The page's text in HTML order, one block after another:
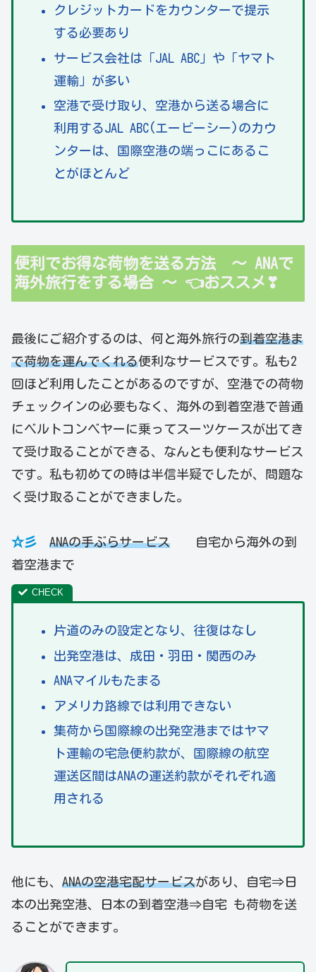
クレジットカードをカウンターで提示
する必要あり
サービス会社は「JAL ABC」や「ヤマト
運輸」が多い
空港で受け取り、空港から送る場合に
利用するJAL ABC(エービーシー)のカウ
ンターは、国際空港の端っこにあるこ
とがほとんど
便利でお得な荷物を送る方法 ～ ANAで
海外旅行をする場合 ～ 👈おススメ❣
最後にご紹介するのは、何と海外旅行の到着空港ま
で荷物を運んでくれる便利なサービスです。私も2
回ほど利用したことがあるのですが、空港での荷物
チェックインの必要もなく、海外の到着空港で普通
にベルトコンベヤーに乗ってスーツケースが出てき
て受け取ることができる、なんとも便利なサービス
です。私も初めての時は半信半疑でしたが、問題な
く受け取ることができました。
☆彡 ANAの手ぶらサービス 自宅から海外の到
着空港まで
片道のみの設定となり、往復はなし
出発空港は、成田・羽田・関西のみ
ANAマイルもたまる
アメリカ路線では利用できない
集荷から国際線の出発空港まではヤマ
ト運輸の宅急便約款が、国際線の航空
運送区間はANAの運送約款がそれぞれ適
用される
他にも、 ANAの空港宅配サービスがあり、自宅⇒日
本の出発空港、日本の到着空港⇒自宅 も荷物を送
ることができます。